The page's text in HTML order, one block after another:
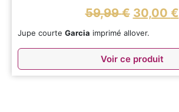
59,99€ 30,00 €
Jupe courte Garcia imprimé allover.
Voir ce produit